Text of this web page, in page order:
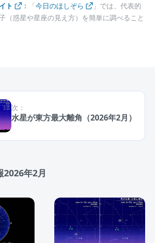
ト
： 「今日のほしぞら
」では、代表的
（惑星や星座の見え方）を簡単に調べること
次：
水星が東方最大離角（2026年2月）
2026年2月